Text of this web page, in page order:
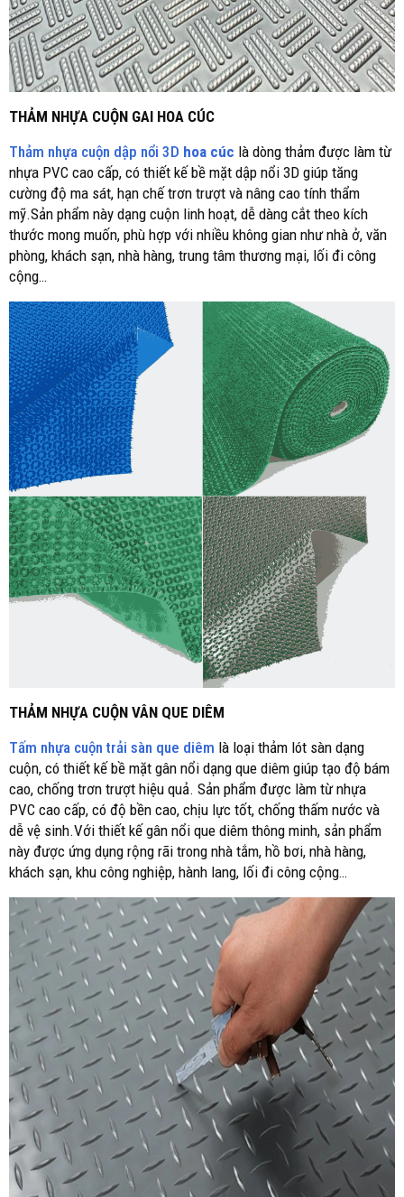
THẢM NHỰA CUỘN GAI HOA CÚC
Thảm nhựa cuộn dập nổi 3D hoa cúc là dòng thảm được làm từ
nhựa PVC cao cấp, có thiết kế bề mặt dập nổi 3D giúp tăng
cường độ ma sát, hạn chế trơn trượt và nâng cao tính thẩm
mỹ.Sản phẩm này dạng cuộn linh hoạt, dễ dàng cắt theo kích
thước mong muốn, phù hợp với nhiều không gian như nhà ở, văn
phòng, khách sạn, nhà hàng, trung tâm thương mại, lối đi công
cộng…
THẢM NHỰA CUỘN VÂN QUE DIÊM
Tấm nhựa cuộn trải sàn que diêm là loại thảm lót sàn dạng
cuộn, có thiết kế bề mặt gân nổi dạng que diêm giúp tạo độ bám
cao, chống trơn trượt hiệu quả. Sản phẩm được làm từ nhựa
PVC cao cấp, có độ bền cao, chịu lực tốt, chống thấm nước và
dễ vệ sinh.Với thiết kế gân nổi que diêm thông minh, sản phẩm
này được ứng dụng rộng rãi trong nhà tắm, hồ bơi, nhà hàng,
khách sạn, khu công nghiệp, hành lang, lối đi công cộng…